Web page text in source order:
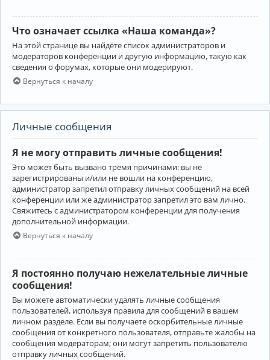
Что означает ссылка «Наша команда»?
На этой странице вы найдёте список администраторов и
модераторов конференции и другую информацию, такую как
сведения о форумах, которые они модерируют.
Вернуться к началу
Личные сообщения
Я не могу отправить личные сообщения!
Это может быть вызвано тремя причинами: вы не
зарегистрированы и/или не вошли на конференцию,
администратор запретил отправку личных сообщений на всей
конференции или же администратор запретил это вам лично.
Свяжитесь с администратором конференции для получения
дополнительной информации.
Вернуться к началу
Я постоянно получаю нежелательные личные
сообщения!
Вы можете автоматически удалять личные сообщения
пользователей, используя правила для сообщений в вашем
личном разделе. Если вы получаете оскорбительные личные
сообщения от конкретного пользователя, отправьте жалобы на
сообщения модераторам; они могут запретить пользователю
отправку личных сообщений.